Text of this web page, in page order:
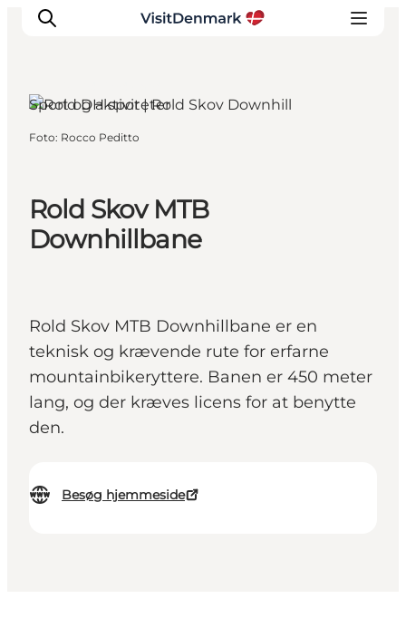
Oplevelser
Overnatning
Planlæg ferien
Rold Skov MTB
Downhillbane
Rold Skov MTB Downhillbane er en
teknisk og krævende rute for erfarne
mountainbikeryttere. Banen er 450 meter
lang, og der kræves licens for at benytte
den.
Besøg hjemmeside
Sport og aktiviteter
Foto: Rocco Peditto